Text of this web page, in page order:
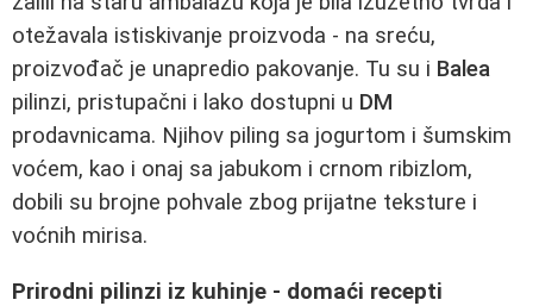
otežavala istiskivanje proizvoda - na sreću,
proizvođač je unapredio pakovanje. Tu su i Balea
pilinzi, pristupačni i lako dostupni u DM
prodavnicama. Njihov piling sa jogurtom i šumskim
voćem, kao i onaj sa jabukom i crnom ribizlom,
dobili su brojne pohvale zbog prijatne teksture i
voćnih mirisa.
Prirodni pilinzi iz kuhinje - domaći recepti